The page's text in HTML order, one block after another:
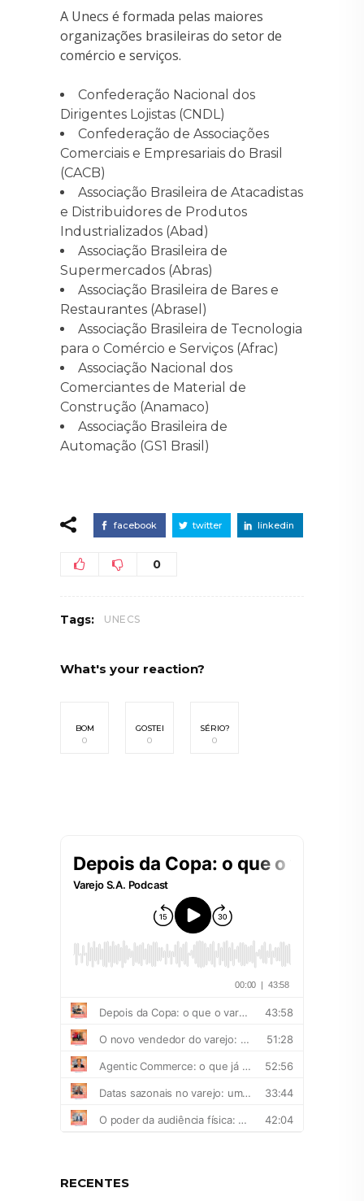
A Unecs é formada pelas maiores
organizações brasileiras do setor de
comércio e serviços.
Confederação Nacional dos
Dirigentes Lojistas (CNDL)
Confederação de Associações
Comerciais e Empresariais do Brasil
(CACB)
Associação Brasileira de Atacadistas
e Distribuidores de Produtos
Industrializados (Abad)
Associação Brasileira de
Supermercados (Abras)
Associação Brasileira de Bares e
Restaurantes (Abrasel)
Associação Brasileira de Tecnologia
para o Comércio e Serviços (Afrac)
Associação Nacional dos
Comerciantes de Material de
Construção (Anamaco)
Associação Brasileira de
Automação (GS1 Brasil)
facebook twitter linkedin
0
Tags: UNECS
What's your reaction?
BOM
0
GOSTEI
0
SÉRIO?
0
RECENTES